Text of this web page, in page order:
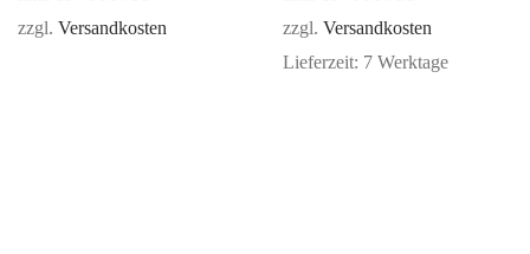
zzgl. Versandkosten
zzgl. Versandkosten
Lieferzeit: 7 Werktage